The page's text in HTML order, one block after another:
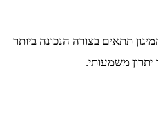
תתאים בצורה הנכונה ביותר
משמעותי.